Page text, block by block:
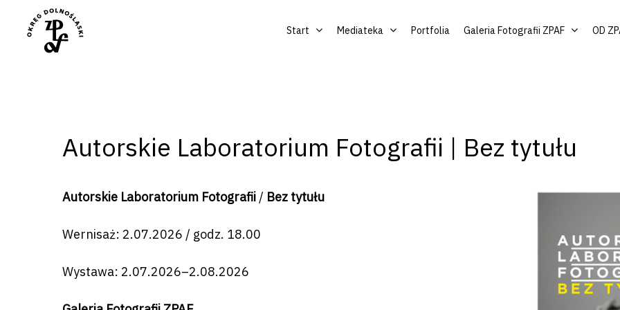
Start Mediateka Portfolia Galeria Fotografii ZPAF OD
Autorskie Laboratorium Fotografii | Bez tytułu
Autorskie Laboratorium Fotografii / Bez tytułu
Wernisaż: 2.07.2026 / godz. 18.00
Wystawa: 2.07.2026–2.08.2026